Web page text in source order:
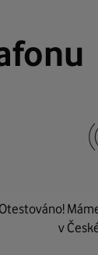
Otestováno!
v